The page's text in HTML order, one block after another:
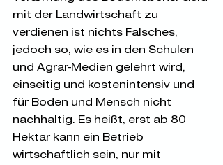
mit der Landwirtschaft zu
verdienen ist nichts Falsches,
jedoch so, wie es in den Schulen
und Agrar-Medien gelehrt wird,
einseitig und kostenintensiv und
für Boden und Mensch nicht
nachhaltig. Es heißt, erst ab 80
Hektar kann ein Betrieb
wirtschaftlich sein, nur mit